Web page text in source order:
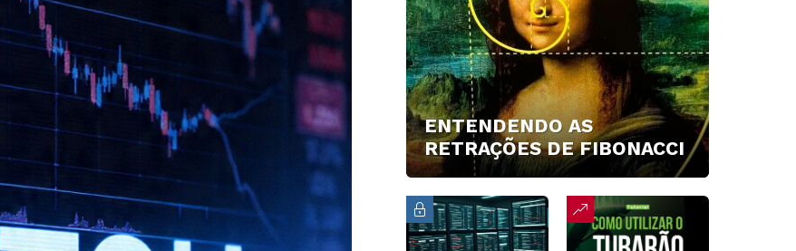
ENTENDENDO AS
RETRAÇÕES DE FIBONACCI